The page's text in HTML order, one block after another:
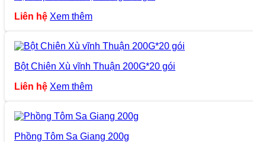
Liên hệ Xem thêm
Bột Chiên Xù vĩnh Thuận 200G*20 gói
Liên hệ Xem thêm
Phồng Tôm Sa Giang 200g